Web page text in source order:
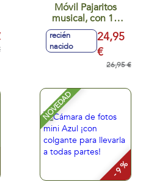
Móvil Pajaritos
musical, con 10
canciones
relajantes y modo
silencio, ajustable
con sonidos
recién
nacido
24,95
€
26,95 €
NOVEDAD
- 9 %